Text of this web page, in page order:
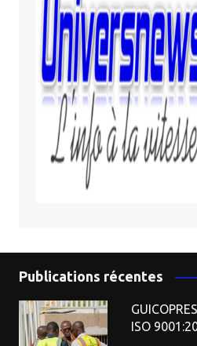
Publications récentes
ISO